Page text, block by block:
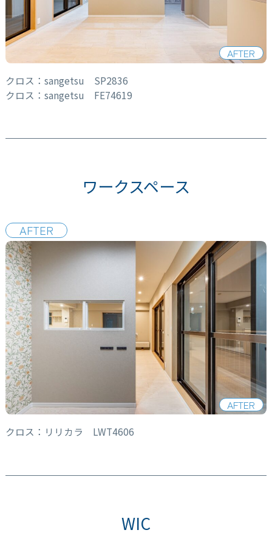
AFTER
クロス：sangetsu SP2836
クロス：sangetsu FE74619
ワークスペース
AFTER
AFTER
クロス：リリカラ LWT4606
WIC